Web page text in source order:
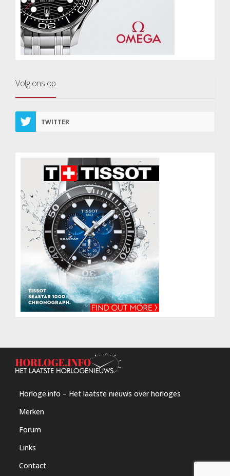
Volg ons op
TWITTER
Horloge.info – Het laatste nieuws over horloges
Merken
Forum
Links
Contact